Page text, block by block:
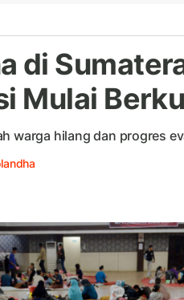
di
Mulai
warga hilang dan progres